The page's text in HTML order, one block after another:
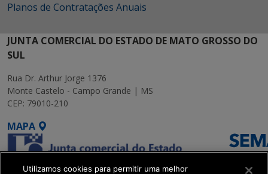
Planos de Contratações Anuais
JUNTA COMERCIAL DO ESTADO DE MATO GROSSO DO
SUL
Rua Dr. Arthur Jorge 1376
Monte Castelo - Campo Grande | MS
CEP: 79010-210
MAPA
Utilizamos cookies para permitir uma melhor